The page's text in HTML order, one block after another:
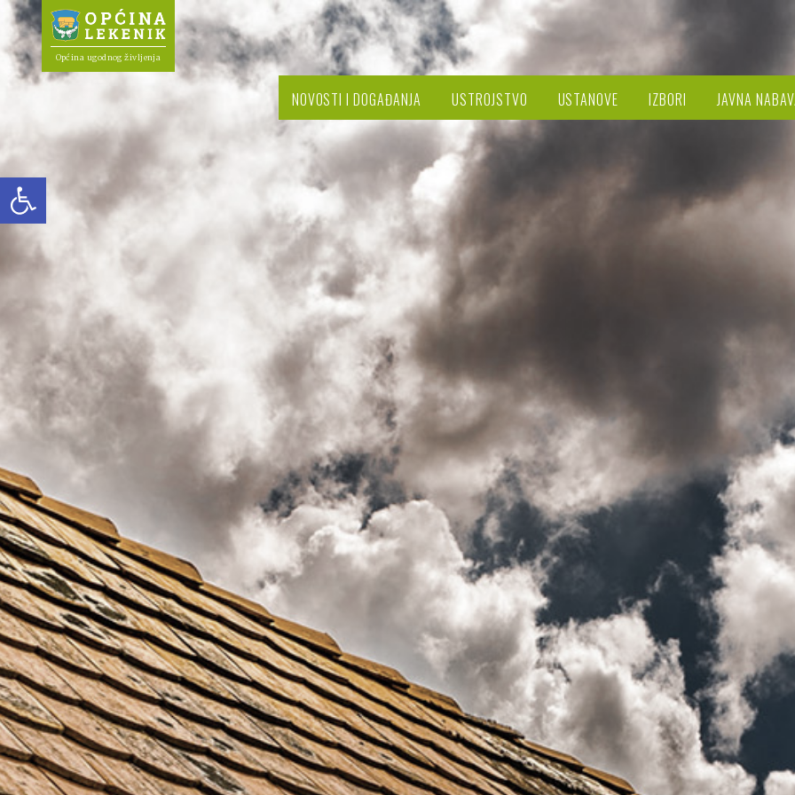
Open toolbar
Općina ugodnog življenja
NOVOSTI I DOGAĐANJA USTROJSTVO USTANOVE IZBORI JAVNA